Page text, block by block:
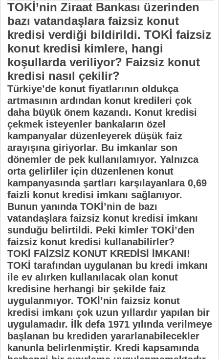
TOKİ’nin Ziraat Bankası üzerinden
bazı vatandaşlara faizsiz konut
kredisi verdiği bildirildi. TOKİ faizsiz
konut kredisi kimlere, hangi
koşullarda veriliyor? Faizsiz konut
kredisi nasıl çekilir?
Türkiye’de konut fiyatlarının oldukça
artmasının ardından konut kredileri çok
daha büyük önem kazandı. Konut kredisi
çekmek isteyenler bankaların özel
kampanyalar düzenleyerek düşük faiz
arayışına giriyorlar. Bu imkanlar son
dönemler de pek kullanılamıyor. Yalnızca
orta gelirliler için düzenlenen konut
kampanyasında şartları karşılayanlara 0,69
faizli konut kredisi imkanı sağlanıyor.
Bunun yanında TOKİ’nin de bazı
vatandaşlara faizsiz konut kredisi imkanı
sunduğu belirtildi. Peki kimler TOKİ’den
faizsiz konut kredisi kullanabilirler?
TOKİ FAİZSİZ KONUT KREDİSİ İMKANI!
TOKİ tarafından uygulanan bu kredi imkanı
ile ev alırken kullanılacak olan konut
kredisine herhangi bir şekilde faiz
uygulanmıyor. TOKİ’nin faizsiz konut
kredisi imkanı çok uzun yıllardır yapılan bir
uygulamadır. İlk defa 1971 yılında verilmeye
başlanan bu krediden yararlanabilecekler
kanunla belirlenmiştir. Kredi kapsamında